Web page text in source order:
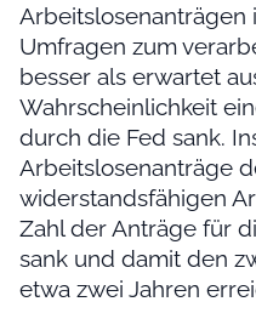
Arbeitslosenanträgen
Umfragen zum
besser als erwartet
Wahrscheinlichkeit
durch die Fed sank.
Arbeitslosenanträge
widerstandsfähigen
Zahl der Anträge für
sank und damit den
etwa zwei Jahren